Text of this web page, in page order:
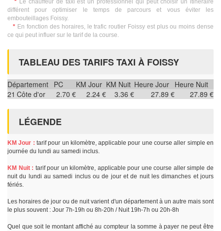
* Le chauffeur de taxi est un professionnel qui peut choisir un itinéraire
différent pour optimiser le temps de parcours et vous éviter les
embouteillages Foissy.
* En fonction des horaires, le trafic routier Foissy est plus ou moins dense
ce qui peut influer sur le tarif de la course.
TABLEAU DES TARIFS TAXI À FOISSY
Département PC KM Jour KM Nuit Heure Jour Heure Nuit
21 Côte d'or 2.70 € 2.24 € 3.36 € 27.89 € 27.89 €
LÉGENDE
KM Jour : tarif pour un kilomètre, applicable pour une course aller simple en
journée du lundi au samedi inclus.
KM Nuit : tarif pour un kilomètre, applicable pour une course aller simple de
nuit du lundi au samedi inclus ou de jour et de nuit les dimanches et jours
fériés.
Les horaires de jour ou de nuit varient d'un département à un autre mais sont
le plus souvent : Jour 7h-19h ou 8h-20h / Nuit 19h-7h ou 20h-8h
Quel que soit le montant affiché au compteur la somme à payer ne peut être